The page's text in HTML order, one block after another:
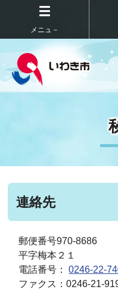
メニュ－
連絡先
郵便番号970-8686
平字梅本２１
電話番号：0246-22-
ファクス：0246-21-